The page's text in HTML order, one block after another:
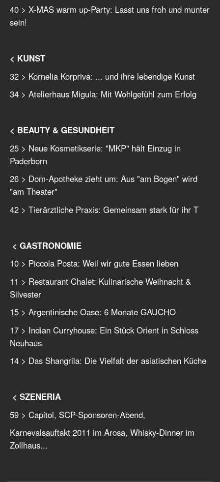
40 > X-MAS warm up-Party: Lasst uns froh und munter
sein!
< KUNST
32 > Kornelia Korpriva: ... und ihre lebendige Kunst
34 > Atelierhaus Migula: Mit Wohlgefühl zum Erfolg
< BEAUTY & GESUNDHEIT
25 > Neue Kosmetikserie: "MKP" hält Einzug in
Paderborn
26 > Dom-Apotheke zieht um: Aus "am Bogen" wird
"am Theater"
42 > Tierärztliche Praxis: Gemeinsam stark für ihr T
< GASTRONOMIE
10 > Piccola Posta: Weil wir gute Essen lieben
11 > Restaurant Chalet: Kulinarische Weihnacht &
Silvester
15 > Argentinische Oase: 6 Monate GAUCHO
17 > Indian Curryhouse: Ein Stück Orient in Schloss
Neuhaus
14 > Das Shangrila: Die Vielfalt der asiatischen Küche
< SZENERIA
59 > Capitol, SCP-Sponsoren-Abend,
Karnevalsauftakt 2011 im Arosa, Whisky-Dinner im
Zollhaus...